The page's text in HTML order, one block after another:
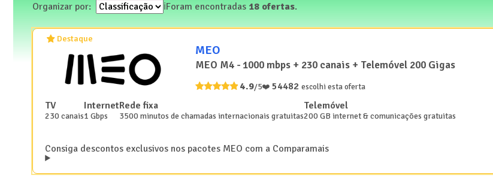
Organizar por: ℹ️Foram encontradas 18 ofertas.
Destaque
MEO
MEO M4 - 1000 mbps + 230 canais + Telemóvel 200 Gigas
TV
230 canais
Internet
1 Gbps
Rede fixa
3500 minutos de chamadas internacionais gratuitas
Telemóvel
200 GB internet & comunicações gratuitas
4.9/5❤️ 54482 escolhi esta oferta
Consiga descontos exclusivos nos pacotes MEO com a Comparamais